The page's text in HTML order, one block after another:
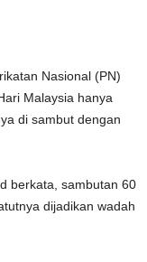
Nasional (PN)
Malaysia hanya
di sambut dengan
berkata, sambutan 60
dijadikan wadah